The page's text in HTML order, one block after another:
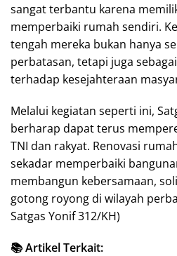
sangat terbantu karena
memperbaiki rumah sendiri.
tengah mereka bukan hanya
perbatasan, tetapi juga
terhadap kesejahteraan
Melalui kegiatan seperti ini,
berharap dapat terus
TNI dan rakyat. Renovasi
sekadar memperbaiki
membangun kebersamaan,
gotong royong di wilayah
Satgas Yonif 312/KH)
📚 Artikel Terkait: